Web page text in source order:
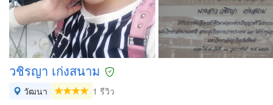
วชิรญา เก่งสนาม
วัฒนา
1 รีวิว